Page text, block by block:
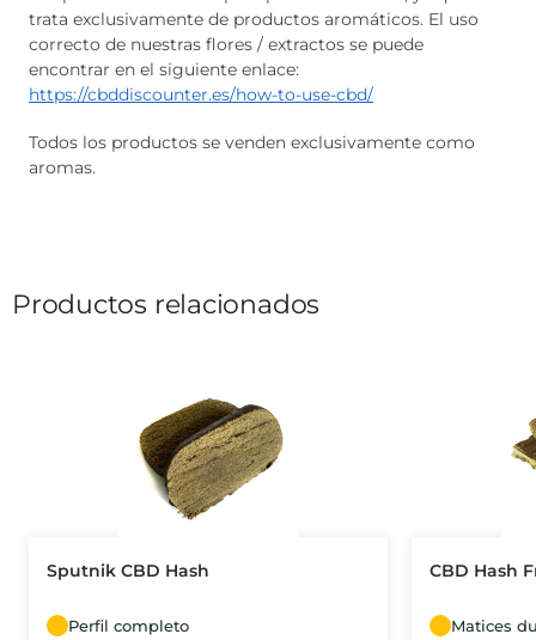
trata exclusivamente de productos aromáticos. El uso
correcto de nuestras flores / extractos se puede
encontrar en el siguiente enlace:
https://cbddiscounter.es/how-to-use-cbd/
Todos los productos se venden exclusivamente como
aromas.
Productos relacionados
Sputnik CBD Hash
Perfil completo
CBD Hash
Matices